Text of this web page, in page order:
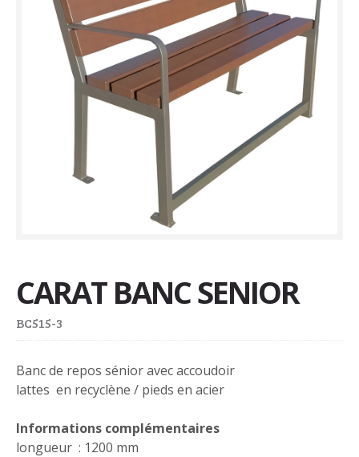
CARAT BANC SENIOR
BC515-3
Banc de repos sénior avec accoudoir
lattes en recyclène / pieds en acier
Informations complémentaires
longueur : 1200 mm